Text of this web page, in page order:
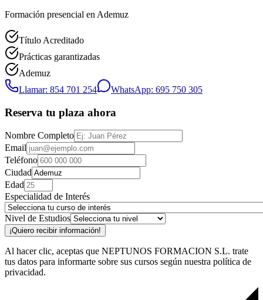
Formación presencial en Ademuz
Título Acreditado
Prácticas garantizadas
Ademuz
Llamar: 854 701 254
WhatsApp: 695 750 305
Reserva tu plaza ahora
Nombre Completo
Email
Teléfono
Ciudad
Edad
Especialidad de Interés
Nivel de Estudios
¡Quiero recibir información!
Al hacer clic, aceptas que NEPTUNOS FORMACION S.L. trate
tus datos para informarte sobre sus cursos según nuestra política de
privacidad.